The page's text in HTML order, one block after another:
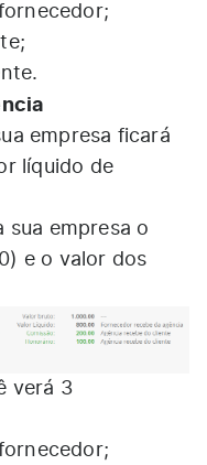
empresa ficará
líquido de
sua empresa o
e o valor dos
verá 3